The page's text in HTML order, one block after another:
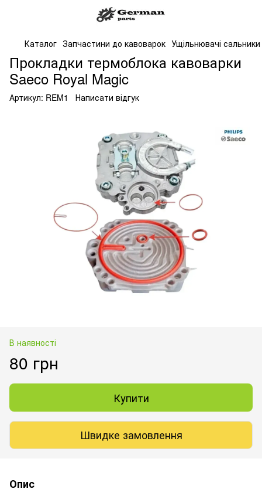
Каталог Запчастини до кавоварок Ущільнювачі
Прокладки термоблока кавоварки
Saeco Royal Magic
Артикул: REM1 Написати відгук
В наявності
80 грн
Купити
Швидке замовлення
Опис